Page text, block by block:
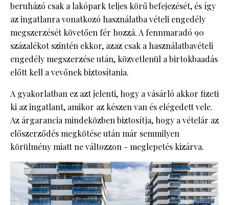
beruházó csak a lakópark teljes körű befejezését, és így
az ingatlanra vonatkozó használatba vételi engedély
megszerzését követően fér hozzá. A fennmaradó 90
százalékot szintén ekkor, azaz csak a használatbavételi
engedély megszerzése után, közvetlenül a birtokbaadás
előtt kell a vevőnek biztosítania.
A gyakorlatban ez azt jelenti, hogy a vásárló akkor fizeti
ki az ingatlant, amikor az készen van és elégedett vele.
Az árgarancia mindeközben biztosítja, hogy a vételár az
előszerződés megkötése után már semmilyen
körülmény miatt ne változzon - meglepetés kizárva.